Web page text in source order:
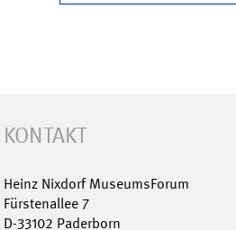
KONTAKT
Heinz Nixdorf MuseumsForum
Fürstenallee 7
D-33102 Paderborn